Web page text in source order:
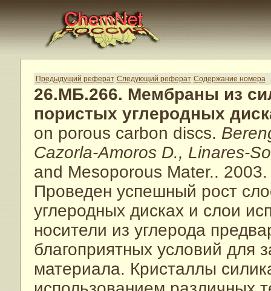
Предыдущий реферат Следующий реферат Содержание номера
26.МБ.266. Мембраны из
пористых углеродных
on porous carbon discs.
Cazorla-Amoros D., Linares-
and Mesoporous Mater..
Проведен успешный рост
углеродных дисках и слои
носители из углерода
благоприятных условий для
материала. Кристаллы